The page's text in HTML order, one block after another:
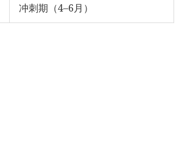
冲刺期（4–6月）